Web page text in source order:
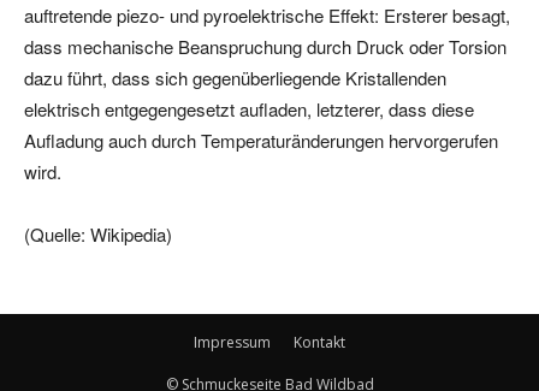
auftretende piezo- und pyroelektrische Effekt: Ersterer besagt,
dass mechanische Beanspruchung durch Druck oder Torsion
dazu führt, dass sich gegenüberliegende Kristallenden
elektrisch entgegengesetzt aufladen, letzterer, dass diese
Aufladung auch durch Temperaturänderungen hervorgerufen
wird.
(Quelle: Wikipedia)
Impressum Kontakt
© Schmuckeseite Bad Wildbad